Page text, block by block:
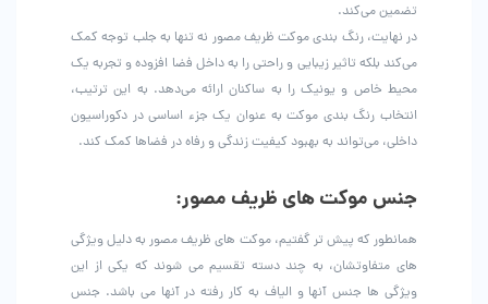
تضمین می‌کند.
در نهایت، رنگ بندی موکت ظریف مصور نه تنها به جلب توجه کمک
می‌کند بلکه تاثیر زیبایی و راحتی را به داخل فضا افزوده و تجربه یک
محیط خاص و یونیک را به ساکنان ارائه می‌دهد. به این ترتیب،
انتخاب رنگ بندی موکت به عنوان یک جزء اساسی در دکوراسیون
داخلی، می‌تواند به بهبود کیفیت زندگی و رفاه در فضاها کمک کند.
جنس موکت های ظریف مصور:
همانطور که پیش تر گفتیم، موکت های ظریف مصور به دلیل ویژگی
های متفاوتشان، به چند دسته تقسیم می شوند که یکی از این
ویژگی ها جنس آنها و الیاف به کار رفته در آنها می باشد‌. جنس